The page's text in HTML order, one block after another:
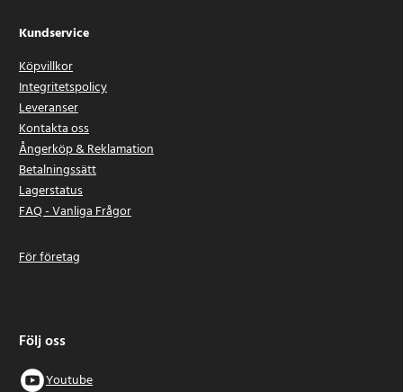
Kundservice
Köpvillkor
Integritetspolicy
Leveranser
Kontakta oss
Ångerköp & Reklamation
Betalningssätt
Lagerstatus
FAQ - Vanliga Frågor
För företag
Följ oss
Youtube